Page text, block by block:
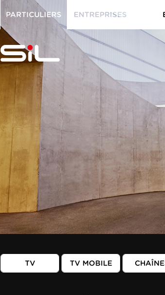
SiL
multimédia
TV TV MOBILE
PARTICULIERS
PARTICULIERS
ENTREPRISES
ENTREPRISES